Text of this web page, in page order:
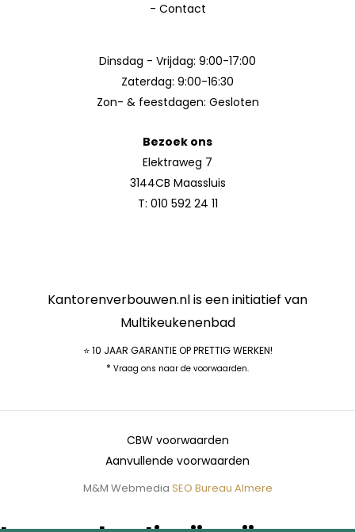
- Contact
Dinsdag - Vrijdag: 9:00-17:00
Zaterdag: 9:00-16:30
Zon- & feestdagen: Gesloten
Bezoek ons
Elektraweg 7
3144CB Maassluis
T: 010 592 24 11
Kantorenverbouwen.nl is een initiatief van
Multikeukenenbad
⭐ 10 JAAR GARANTIE OP PRETTIG WERKEN!
* Vraag ons naar de voorwaarden.
CBW voorwaarden
Aanvullende voorwaarden
M&M Webmedia SEO Bureau Almere